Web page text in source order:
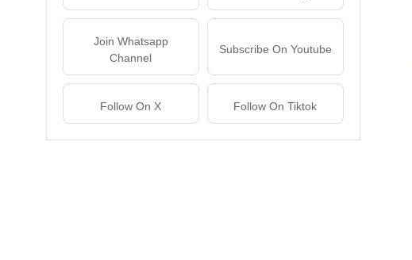
Subscribe On Youtube
Join Whatsapp
Channel
Follow On Tiktok
Follow On X